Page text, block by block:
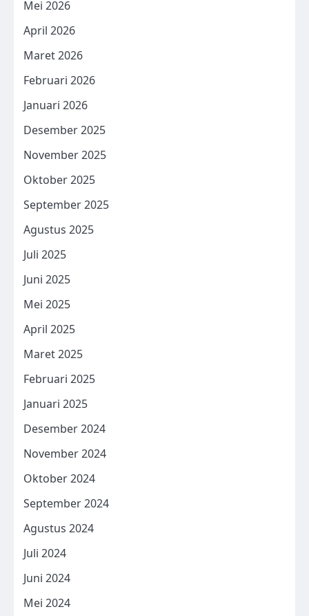
Mei 2026
April 2026
Maret 2026
Februari 2026
Januari 2026
Desember 2025
November 2025
Oktober 2025
September 2025
Agustus 2025
Juli 2025
Juni 2025
Mei 2025
April 2025
Maret 2025
Februari 2025
Januari 2025
Desember 2024
November 2024
Oktober 2024
September 2024
Agustus 2024
Juli 2024
Juni 2024
Mei 2024